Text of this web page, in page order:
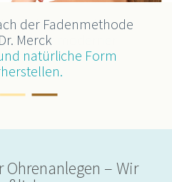
der Fadenmethode
Merck
natürliche Form
– Wir